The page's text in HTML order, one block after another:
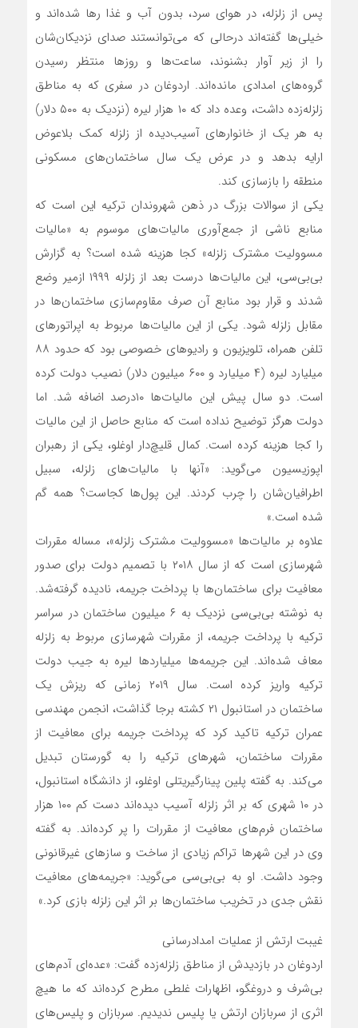
پس از زلزله، در هوای سرد، بدون آب و غذا رها شده‌اند و
خیلی‌ها گفته‌اند درحالی که می‌توانستند صدای نزدیکان‌شان
را از زیر آوار بشنوند، ساعت‌ها و روزها منتظر رسیدن
گروه‌های امدادی مانده‌اند. اردوغان در سفری که به مناطق
زلزله‌زده داشت، وعده داد که ۱۰ هزار لیره (نزدیک به ۵۰۰ دلار)
به هر یک از خانوارهای آسیب‌دیده از زلزله کمک بلاعوض
ارایه بدهد و در عرض یک سال ساختمان‌های مسکونی
منطقه را بازسازی کند.
یکی از سوالات بزرگ در ذهن شهروندان ترکیه این است که
منابع ناشی از جمع‌آوری مالیات‌های موسوم به «مالیات
مسوولیت مشترک زلزله» کجا هزینه شده است؟ به گزارش
بی‌بی‌سی، این مالیات‌ها درست بعد از زلزله ۱۹۹۹ ازمیر وضع
شدند و قرار بود منابع آن صرف مقاوم‌سازی ساختمان‌ها در
مقابل زلزله شود. یکی از این مالیات‌ها مربوط به اپراتورهای
تلفن همراه، تلویزیون و رادیوهای خصوصی بود که حدود ۸۸
میلیارد لیره (۴ میلیارد و ۶۰۰ میلیون دلار) نصیب دولت کرده
است. دو سال پیش این مالیات‌ها ۱۰درصد اضافه شد. اما
دولت هرگز توضیح نداده است که منابع حاصل از این مالیات
را کجا هزینه کرده است. کمال قلیچ‌دار اوغلو، یکی از رهبران
اپوزیسیون می‌گوید: «آنها با مالیات‌های زلزله، سبیل
اطرافیان‌شان را چرب کردند. این پول‌ها کجاست؟ همه گم
شده است.»
علاوه بر مالیات‌ها «مسوولیت مشترک زلزله»، مساله مقررات
شهرسازی است که از سال ۲۰۱۸ با تصمیم دولت برای صدور
معافیت برای ساختمان‌ها با پرداخت جریمه، نادیده گرفته‌شد.
به نوشته بی‌بی‌سی نزدیک به ۶ میلیون ساختمان در سراسر
ترکیه با پرداخت جریمه، از مقررات شهرسازی مربوط به زلزله
معاف شده‌اند. این جریمه‌ها میلیاردها لیره به جیب دولت
ترکیه واریز کرده است. سال ۲۰۱۹ زمانی که ریزش یک
ساختمان در استانبول ۲۱ کشته برجا گذاشت، انجمن مهندسی
عمران ترکیه تاکید کرد که پرداخت جریمه برای معافیت از
مقررات ساختمان، شهرهای ترکیه را به گورستان تبدیل
می‌کند. به گفته پلین پینار‌گیریتلی اوغلو، از دانشگاه استانبول،
در ۱۰ شهری که بر اثر زلزله آسیب دیده‌اند دست کم ۱۰۰ هزار
ساختمان فرم‌های معافیت از مقررات را پر کرده‌اند. به گفته
وی در این شهرها تراکم زیادی از ساخت و سازهای غیرقانونی
وجود داشت. او به بی‌بی‌سی می‌گوید: «جریمه‌های معافیت
نقش جدی در تخریب ساختمان‌ها بر اثر این زلزله بازی کرد.»
غیبت ارتش از عملیات امداد‌رسانی
اردوغان در بازدیدش از مناطق زلزله‌زده گفت: «عده‌ای آدم‌های
بی‌شرف و دروغگو، اظهارات غلطی مطرح کرده‌اند که ما هیچ
اثری از سربازان ارتش یا پلیس ندیدیم. سربازان و پلیس‌های